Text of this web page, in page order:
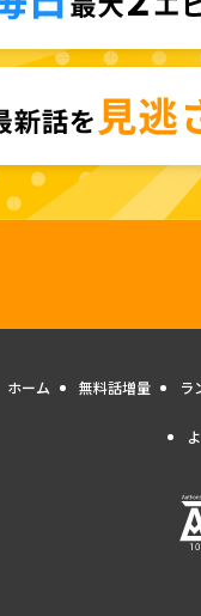
ホーム 無料話増量 ラ